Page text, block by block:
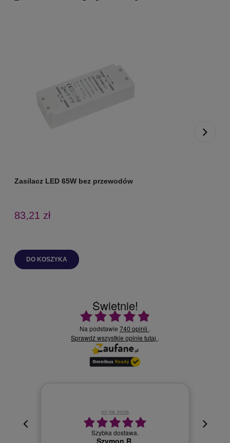
Zasilacz LED 65W bez przewodów
83,21 zł
DO KOSZYKA
Świetnie!
Ocena średnia 4.9 na 5
Na podstawie 740 opinii .
Sprawdź wszystkie opinie tutaj .
02.08.2026
Szybka dostawa.
Szymon R.